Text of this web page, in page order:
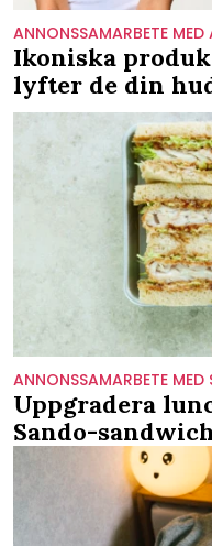
ANNONSSAMARBETE MED
Ikoniska
lyfter de din
ANNONSSAMARBETE
Uppgradera
Sando-